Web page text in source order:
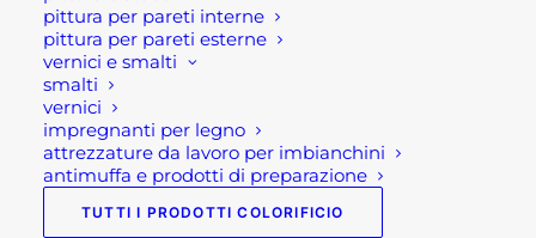
pittura per pareti interne
pittura per pareti esterne
vernici e smalti
smalti
vernici
impregnanti per legno
attrezzature da lavoro per imbianchini
antimuffa e prodotti di preparazione
TUTTI I PRODOTTI COLORIFICIO
ORCHIDEA
60,00€-135,00€Fascia
a
135,00 €
SECCHI COLORATI IN LATTA
8,50
FONTANA VEDOVELLA VERONA
130,00€